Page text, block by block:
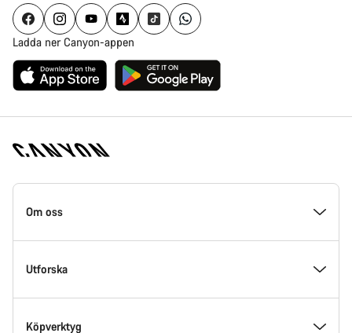
Ladda ner Canyon-appen
Canyon
hemsida
Om oss
Insidan av Canyon
Innovation hos Canyon
Utforska
Event
Köpverktyg